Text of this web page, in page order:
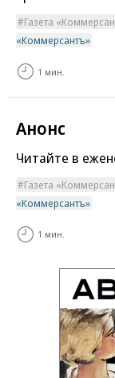
Газета
«Коммерсантъ»
1 мин.
Анонс
Читайте в
Газета
«Коммерсантъ»
1 мин.